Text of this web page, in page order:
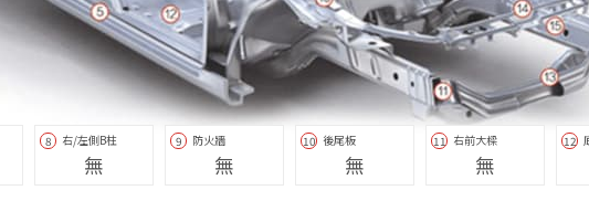
8 右/左側B柱
無
9 防火牆
無
10 後尾板
無
11 右前大樑
無
12